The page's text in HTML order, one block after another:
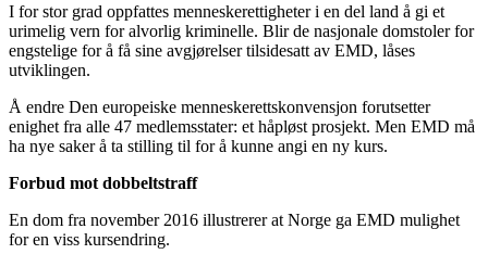
I for stor grad oppfattes menneskerettigheter i en del land å gi et
urimelig vern for alvorlig kriminelle. Blir de nasjonale domstoler for
engstelige for å få sine avgjørelser tilsidesatt av EMD, låses
utviklingen.
Å endre Den europeiske menneskerettskonvensjon forutsetter
enighet fra alle 47 medlemsstater: et håpløst prosjekt. Men EMD må
ha nye saker å ta stilling til for å kunne angi en ny kurs.
Forbud mot dobbeltstraff
En dom fra november 2016 illustrerer at Norge ga EMD mulighet
for en viss kursendring.